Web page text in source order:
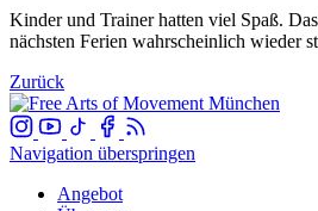
Kinder und Trainer hatten viel Spaß.
nächsten Ferien wahrscheinlich wieder
Zurück
Navigation überspringen
Angebot